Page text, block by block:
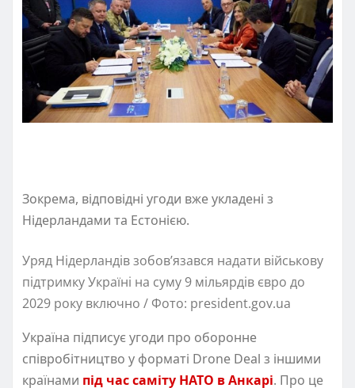
Зокрема, відповідні угоди вже укладені з
Нідерландами та Естонією.
Уряд Нідерландів зобов’язався надати військову
підтримку Україні на суму 9 мільярдів євро до
2029 року включно / Фото: president.gov.ua
Україна підписує угоди про оборонне
співробітництво у форматі Drone Deal з іншими
країнами під час саміту НАТО в Анкарі. Про це